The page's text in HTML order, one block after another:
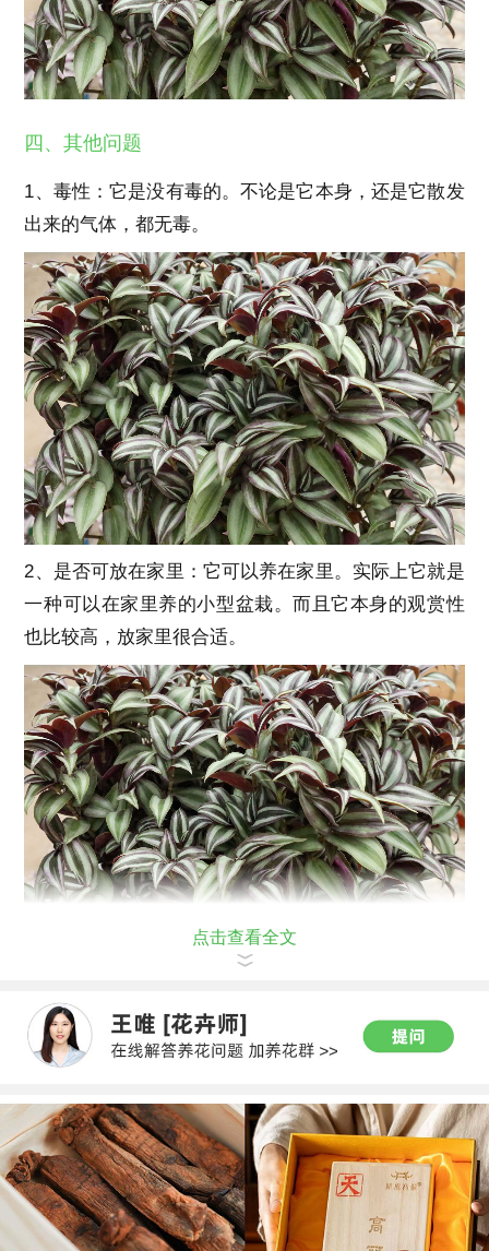
四、其他问题
1、毒性：它是没有毒的。不论是它本身，还是它散发
出来的气体，都无毒。
2、是否可放在家里：它可以养在家里。实际上它就是
一种可以在家里养的小型盆栽。而且它本身的观赏性
也比较高，放家里很合适。
点击查看全文